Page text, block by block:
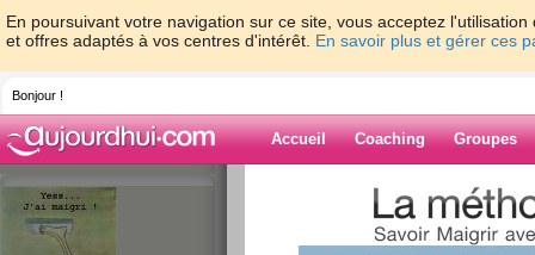
En poursuivant votre navigation sur ce site, vous acceptez
et offres adaptés à vos centres d'intérêt. En savoir plus et gérer ces
Bonjour !
Accueil Coaching Groupes
> > Même